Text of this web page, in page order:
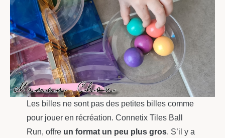
Les billes ne sont pas des petites billes comme
pour jouer en récréation. Connetix Tiles Ball
Run, offre un format un peu plus gros. S’il y a